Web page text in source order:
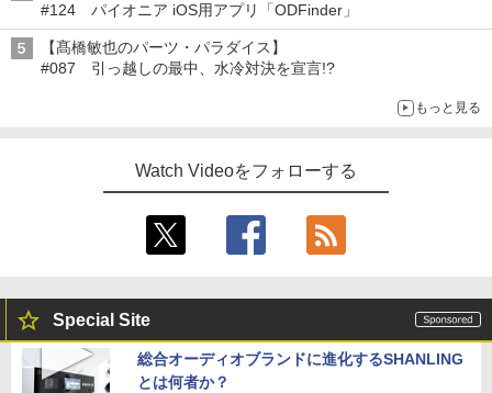
#124 パイオニア iOS用アプリ「ODFinder」
【髙橋敏也のパーツ・パラダイス】
#087 引っ越しの最中、水冷対決を宣言!?
もっと見る
Watch Videoをフォローする
Special Site
総合オーディオブランドに進化するSHANLING
とは何者か？